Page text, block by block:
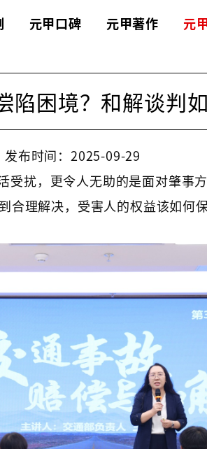
元甲口碑 元甲著作 元
陷困境？和解谈判
发布时间：2025-09-29
受扰，更令人无助的是面对肇事
合理解决，受害人的权益该如何